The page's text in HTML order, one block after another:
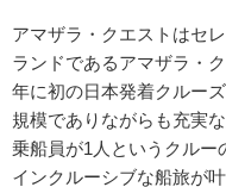
アマザラ・クエストはセ
ランドであるアマザラ・
年に初の日本発着クルー
規模でありながらも充実
乗船員が1人というクルー
インクルーシブな船旅が